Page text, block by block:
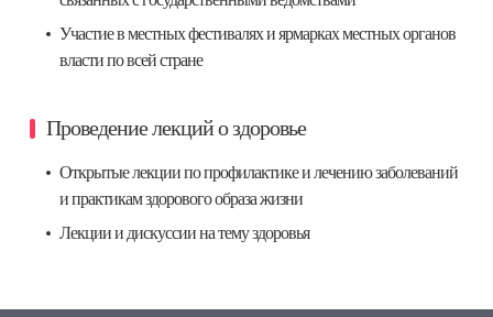
Участие в местных фестивалях и ярмарках местных органов
власти по всей стране
Проведение лекций о здоровье
Открытые лекции по профилактике и лечению заболеваний
и практикам здорового образа жизни
Лекции и дискуссии на тему здоровья